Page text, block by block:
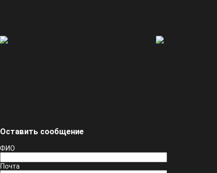
Оставить сообщение
ФИО
Почта